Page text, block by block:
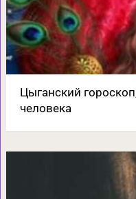
Цыганский
человека